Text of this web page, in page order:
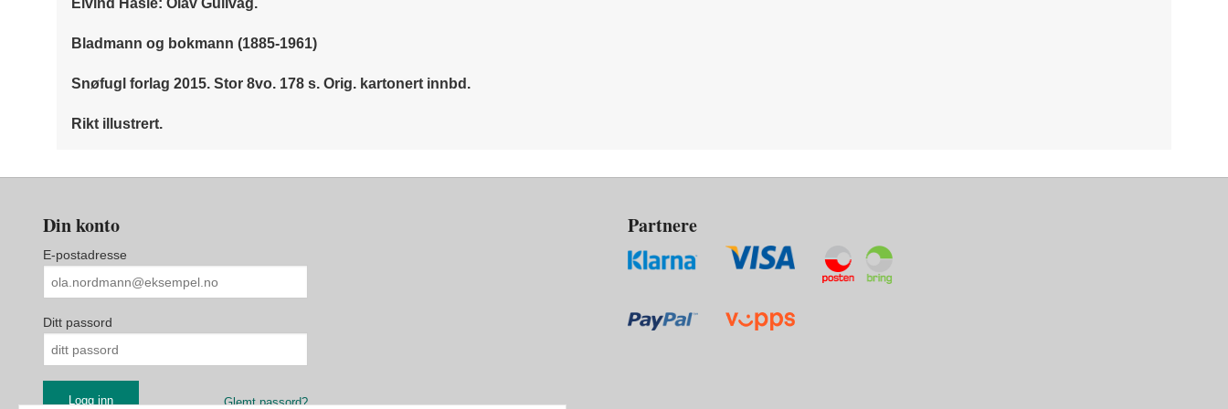
Eivind Hasle: Olav Gullvåg.
Bladmann og bokmann (1885-1961)
Snøfugl forlag 2015. Stor 8vo. 178 s. Orig. kartonert innbd.
Rikt illustrert.
Din konto
E-postadresse
Ditt passord
Glemt passord?
Partnere